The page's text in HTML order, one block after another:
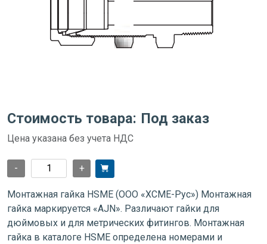
Стоимость товара: Под заказ
Цена указана без учета НДС
- +
Монтажная гайка HSME (ООО «ХСМЕ-Рус») Монтажная
гайка маркируется «AJN». Различают гайки для
дюймовых и для метрических фитингов. Монтажная
гайка в каталоге HSME определена номерами и